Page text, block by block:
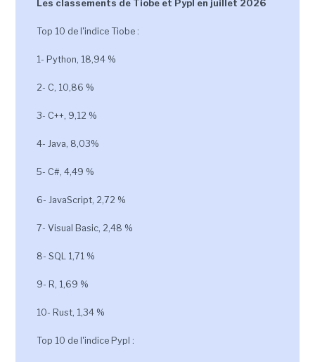
Les classements de Tiobe et Pypl en juillet 2026
Top 10 de l'indice Tiobe :
1- Python, 18,94 %
2- C, 10,86 %
3- C++, 9,12 %
4- Java, 8,03%
5- C#, 4,49 %
6- JavaScript, 2,72 %
7- Visual Basic, 2,48 %
8- SQL 1,71 %
9- R, 1,69 %
10- Rust, 1,34 %
Top 10 de l'indice Pypl :